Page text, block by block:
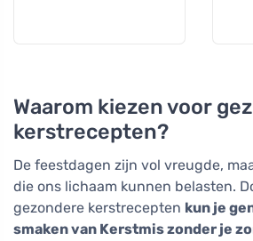
Waarom kiezen voor
kerstrecepten?
De feestdagen zijn vol vreugde,
die ons lichaam kunnen belasten.
gezondere kerstrecepten kun je
smaken van Kerstmis zonder je